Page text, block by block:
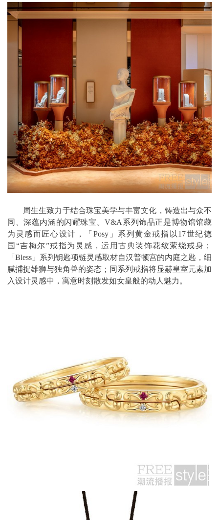
周生生致力于结合珠宝美学与丰富文化，铸造出与众不
同、深蕴内涵的闪耀珠宝。V&A系列饰品正是博物馆馆藏
为灵感而匠心设计，「Posy」系列黄金戒指以17世纪德
国“吉梅尔”戒指为灵感，运用古典装饰花纹萦绕戒身；
「Bless」系列钥匙项链灵感取材自汉普顿宫的内庭之匙，细
腻捕捉雄狮与独角兽的姿态；同系列戒指将显赫皇室元素加
入设计灵感中，寓意时刻散发如女皇般的动人魅力。